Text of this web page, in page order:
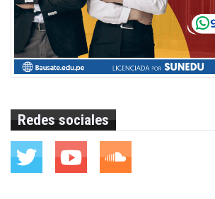
Redes sociales